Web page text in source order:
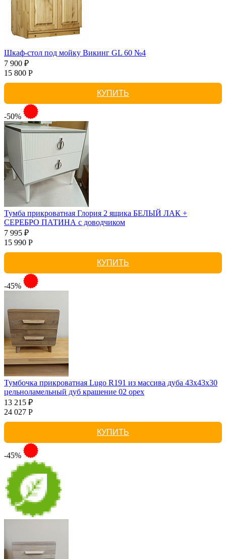
Шкаф-стол под мойку Викинг GL 60 №4
7 900 ₽
15 800 Р
КУПИТЬ
-50%
Тумба прикроватная Глория 2 ящика БЕЛЫЙ ЛАК +
СЕРЕБРО ПАТИНА с доводчиком
7 995 ₽
15 990 Р
КУПИТЬ
-45%
Тумбочка прикроватная Lugo R191 из массива дуба 43х43х30
цельноламельный дуб крашение 02 орех
13 215 ₽
24 027 Р
КУПИТЬ
-45%